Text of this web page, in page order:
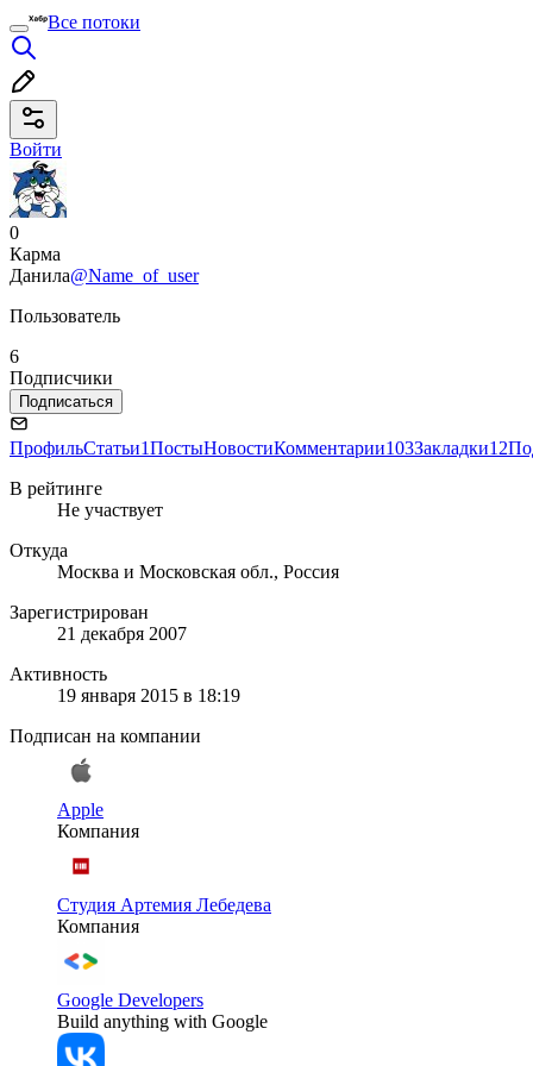
Все потоки
Войти
0
Карма
Данила@Name_of_user
Пользователь
6
Подписчики
Подписаться
ПрофильСтатьи1ПостыНовостиКомментарии103Закладки12
В рейтинге
Не участвует
Откуда
Москва и Московская обл., Россия
Зарегистрирован
21 декабря 2007
Активность
19 января 2015 в 18:19
Подписан на компании
Apple
Компания
Студия Артемия Лебедева
Компания
Google Developers
Build anything with Google